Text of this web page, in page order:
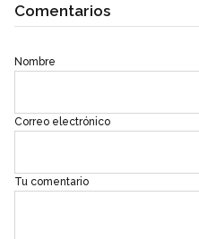
Comentarios
Nombre
Correo electrónico
Tu comentario